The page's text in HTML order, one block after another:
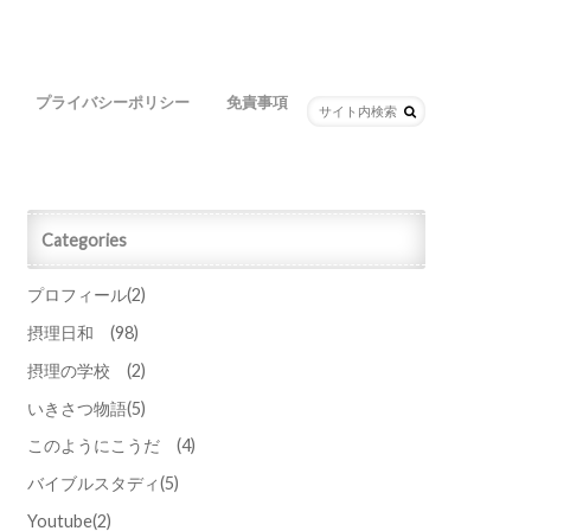
プライバシーポリシー 免責事項
Categories
プロフィール(2)
摂理日和 (98)
摂理の学校 (2)
いきさつ物語(5)
このようにこうだ (4)
バイブルスタディ(5)
Youtube(2)